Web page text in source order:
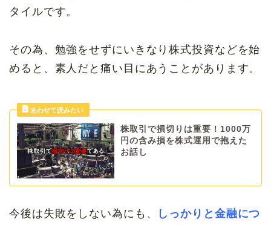
タイルです。
その為、勉強をせずにいきなり株式投資などを始
めると、素人だと痛い目にあうことがあります。
株取引で損切りは重要！1000万
円の含み損を株式運用で抱えた
お話し
今後は失敗をしない為にも、
しっかりと金融につ